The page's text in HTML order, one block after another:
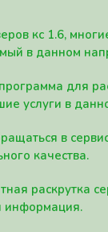
кс 1.6,
в данном
для
услуги в
в
качества.
раскрутка
информация.